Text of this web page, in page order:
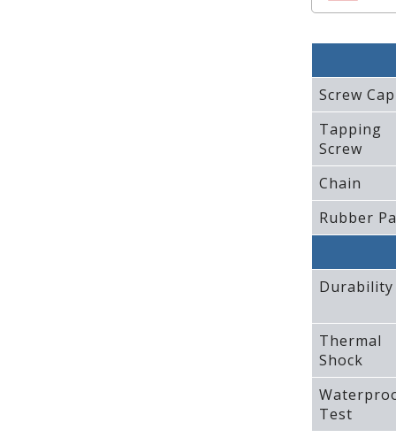
Screw Cap
Tapping
Screw
Chain
Rubber
Durability
Thermal
Shock
Test